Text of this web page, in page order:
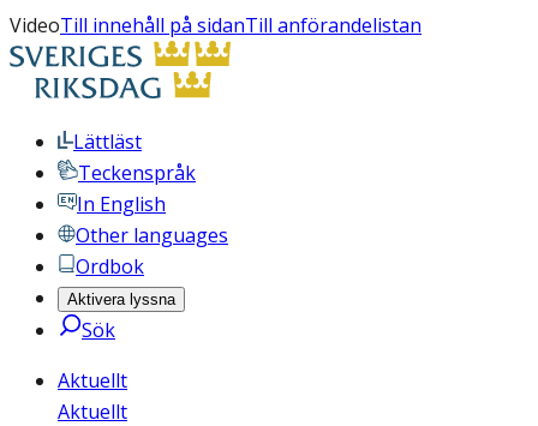
VideoTill innehåll på sidanTill anförandelistan
Lättläst
Teckenspråk
In English
Other languages
Ordbok
Aktivera lyssna
Sök
Aktuellt
Aktuellt